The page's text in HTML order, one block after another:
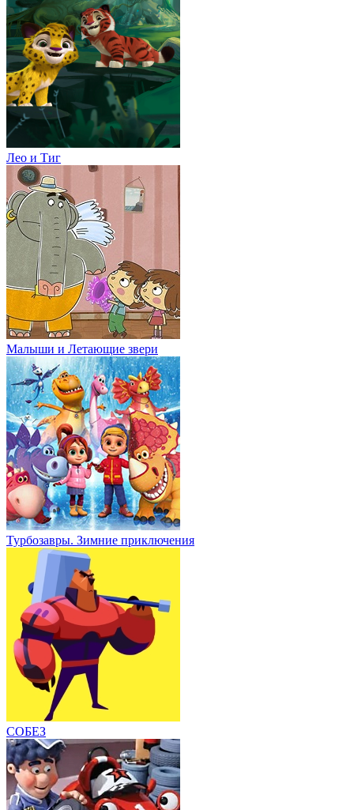
Лео и Тиг
Малыши и Летающие звери
Турбозавры. Зимние приключения
СОБЕЗ